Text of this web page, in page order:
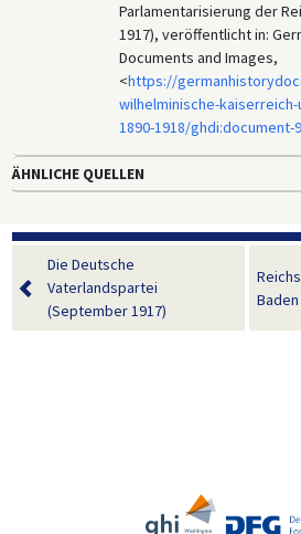
Parlamentarisierung der
1917), veröffentlicht in:
Documents and Images,
<https://
wilhelminische-
1890-1918/ghdi:document-
ÄHNLICHE QUELLEN
Die Deutsche
Vaterlandspartei
(September 1917)
Baden